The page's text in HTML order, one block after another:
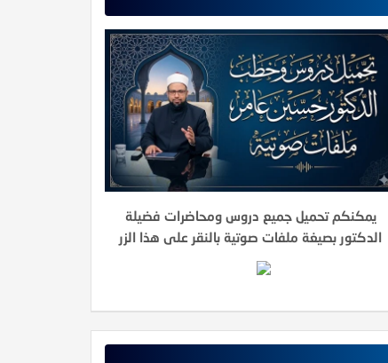
يمكنكم تحميل جميع دروس ومحاضرات فضيلة
الدكتور بصيغة ملفات صوتية بالنقر على هذا الزر